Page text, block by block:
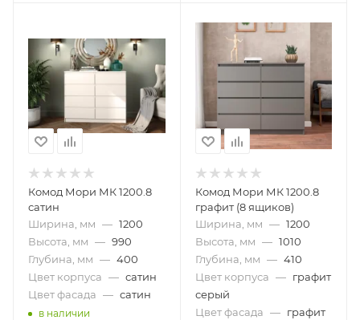
Комод Мори МК 1200.8
сатин
Ширина, мм — 1200
Высота, мм — 990
Глубина, мм — 400
Цвет корпуса — сатин
Цвет фасада — сатин
в наличии
Комод Мори МК 1200.8
графит (8 ящиков)
Ширина, мм — 1200
Высота, мм — 1010
Глубина, мм — 410
Цвет корпуса — графит
серый
Цвет фасада — графит